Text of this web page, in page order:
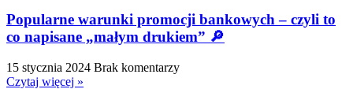
Popularne warunki promocji bankowych – czyli to
co napisane „małym drukiem” 🔎
15 stycznia 2024 Brak komentarzy
Czytaj więcej »